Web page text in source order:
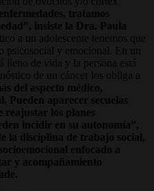
tratamos
insiste la Dra. Paula
a un adolescente tenemos que
psicosocial y emocional. En un
lleno de vida y la persona está
de un cáncer los obliga a
del aspecto médico,
Pueden aparecer secuelas
reajustar los planes
incidir en su autonomía”,
la disciplina de trabajo social,
enfocado a
y acompañamiento